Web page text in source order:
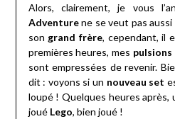
Alors, clairement, je vous
Adventurene se veut pas aussi
son grand frère, cependant, il
premières heures, mes
sont empressées de revenir.
dit : voyons si un nouveau set
loupé ! Quelques heures après,
joué Lego, bien joué !